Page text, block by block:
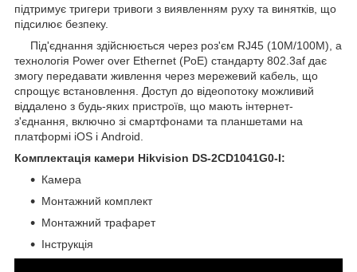
підтримує тригери тривоги з виявленням руху та винятків, що
підсилює безпеку.
Під'єднання здійснюється через роз'єм RJ45 (10M/100M), а
технологія Power over Ethernet (PoE) стандарту 802.3af дає
змогу передавати живлення через мережевий кабель, що
спрощує встановлення. Доступ до відеопотоку можливий
віддалено з будь-яких пристроїв, що мають інтернет-
з'єднання, включно зі смартфонами та планшетами на
платформі iOS і Android.
Комплектація камери Hikvision DS-2CD1041G0-I:
Камера
Монтажний комплект
Монтажний трафарет
Інструкція